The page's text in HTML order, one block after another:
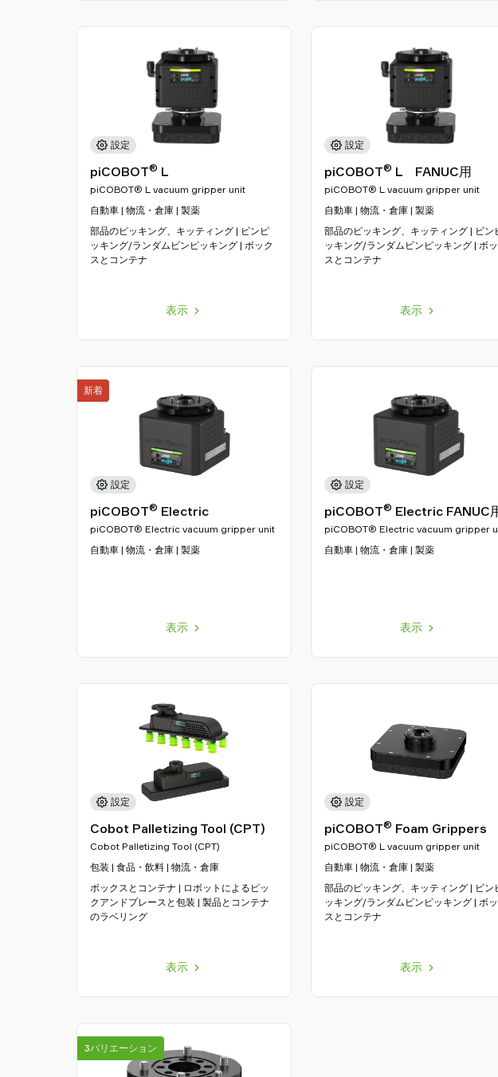
設定
piCOBOT® L
piCOBOT® L vacuum gripper unit
自動車 | 物流・倉庫 | 製薬
部品のピッキング、キッティング | ビンピ
ッキング/ランダムビンピッキング | ボック
スとコンテナ
表示
設定
piCOBOT® L FANUC用
piCOBOT® L vacuum gripper unit
自動車 | 物流・倉庫 | 製薬
部品のピッキング、キッティング | ビン
ッキング/ランダムビンピッキング | ボ
スとコンテナ
表示
設定
piCOBOT® Electric
piCOBOT® Electric vacuum gripper unit
自動車 | 物流・倉庫 | 製薬
表示
新着
設定
piCOBOT® Electric FANUC
piCOBOT® Electric vacuum gripper
自動車 | 物流・倉庫 | 製薬
表示
設定
Cobot Palletizing Tool (CPT)
Cobot Palletizing Tool (CPT)
包装 | 食品・飲料 | 物流・倉庫
ボックスとコンテナ | ロボットによるピッ
クアンドプレースと包装 | 製品とコンテナ
のラベリング
表示
設定
piCOBOT® Foam Grippers
piCOBOT® L vacuum gripper unit
自動車 | 物流・倉庫 | 製薬
部品のピッキング、キッティング | ビン
ッキング/ランダムビンピッキング | ボ
スとコンテナ
表示
3バリエーション